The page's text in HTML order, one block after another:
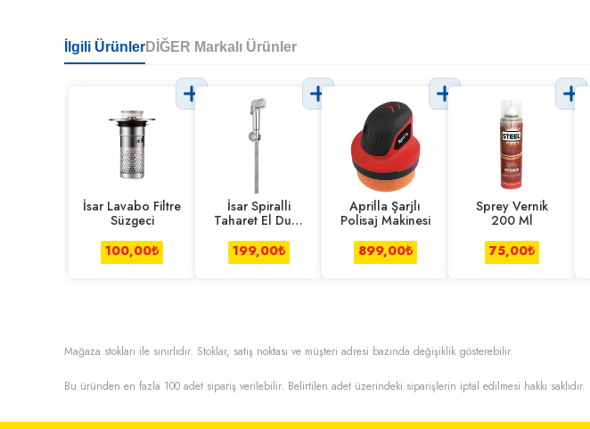
İlgili ÜrünlerDİĞER Markalı Ürünler
İsar Lavabo Filtre
Süzgeci
100,00₺
İsar Spiralli
Taharet El Duşu
199,00₺
Aprilla Şarjlı
Polisaj Makinesi
899,00₺
Sprey Vernik
200 Ml
75,00₺
Mağaza stokları ile sınırlıdır. Stoklar, satış noktası ve müşteri adresi bazında değişiklik gösterebilir.
Bu üründen en fazla 100 adet sipariş verilebilir. Belirtilen adet üzerindeki siparişlerin iptal edilmesi hakkı saklıdır.